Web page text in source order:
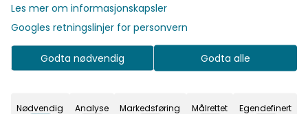
Les mer om informasjonskapsler
Googles retningslinjer for personvern
Godta nødvendig Godta alle
Nødvendig Analyse Markedsføring Målrettet Egendefinert